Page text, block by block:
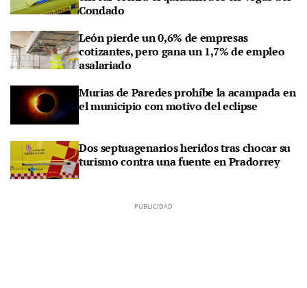
Condado
León pierde un 0,6% de empresas
cotizantes, pero gana un 1,7% de empleo
asalariado
Murias de Paredes prohíbe la acampada en
el municipio con motivo del eclipse
Dos septuagenarios heridos tras chocar su
turismo contra una fuente en Pradorrey